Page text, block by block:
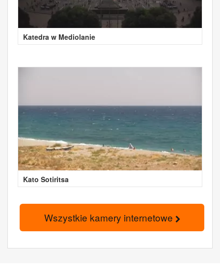
Katedra w Mediolanie
Kato Sotiritsa
Wszystkie kamery internetowe